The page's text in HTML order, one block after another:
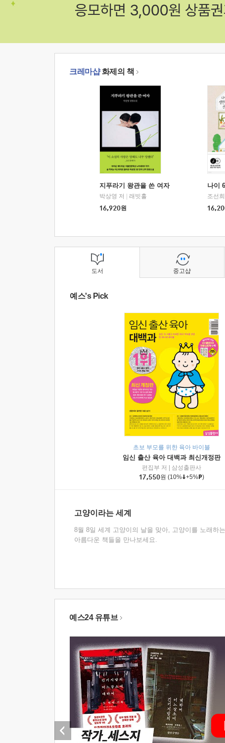
크레마샵화제의 책
지푸라기 왕관을 쓴 여자
박상영 저
래빗홀
16,920원
나이
조선
도서
예스's Pick
초보 부모를 위한 육아 바이블
임신 출산 육아 대백과 최신개정판
편집부 저
삼성출판사
17,550원 (10% +5% )
고양이라는 세계
8월 8일 세계 고양이의 날을 맞아, 고양이를 노래하는
아름다운 책들을 만나보세요.
중고샵
예스24 유튜브